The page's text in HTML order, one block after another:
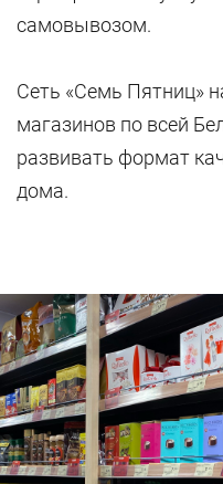
самовывозом.
Сеть «Семь Пятниц»
магазинов по всей
развивать формат
дома.